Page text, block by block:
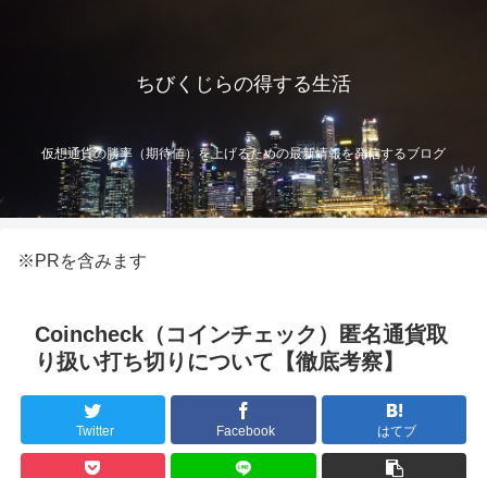
ちびくじらの得する生活
仮想通貨の勝率（期待値）を上げるための最新情報を発信するブログ
※PRを含みます
Coincheck（コインチェック）匿名通貨取
り扱い打ち切りについて【徹底考察】
Twitter Facebook はてブ